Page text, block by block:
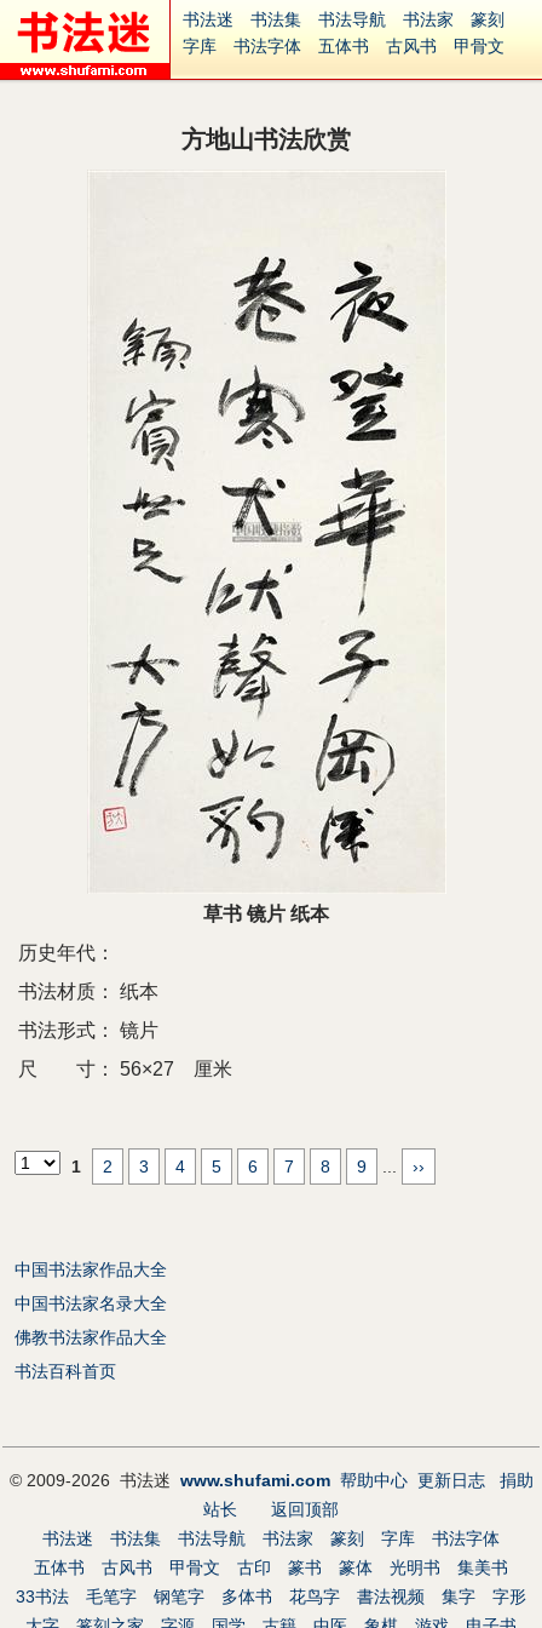
书法迷 书法集 书法导航 书法家
篆刻
字库
书法字体 五体书 古风书
甲骨文
集字
字形 大字 篆刻之家
古籍
中医 象棋 游戏
捐赠 繁體版
方地山书法欣赏
草书 镜片 纸本
历史年代：
书法材质：
纸本
书法形式：
镜片
尺 寸：
56×27 厘米
1 2 3 4 5 6 7 8 9 ››
中国书法家作品大全
中国书法家名录大全
佛教书法家作品大全
书法百科首页
© 2009-2026 书法迷 www.shufami.com 帮助中心 更新日志
捐助
站长
返回顶部
书法迷
书法集 书法导航 书法家 篆刻 字库
书法字体
五体书
古风书 甲骨文 古印 篆书 篆体 光明书
集美书
33书法
毛笔字 钢笔字 多体书 花鸟字 書法视频 集字
字形